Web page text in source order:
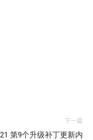
下一篇
第9个升级补丁更新内